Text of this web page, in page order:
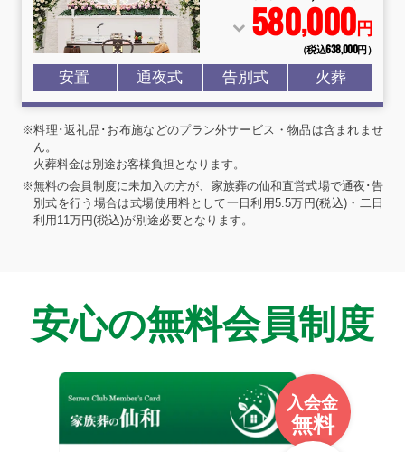
580,000円
（税込638,000円）
安置 通夜式 告別式 火葬
※料理･返礼品･お布施などのプラン外サービス・物品は含まれませ
ん。
火葬料金は別途お客様負担となります。
※無料の会員制度に未加入の方が、家族葬の仙和直営式場で通夜･告
別式を行う場合は式場使用料として一日利用5.5万円(税込)・二日
利用11万円(税込)が別途必要となります。
安心の無料会員制度
入会金
無料